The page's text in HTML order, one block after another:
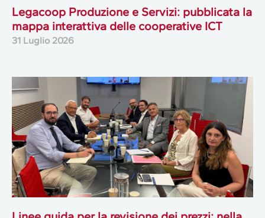
Legacoop Produzione e Servizi: pubblicata la
mappa interattiva delle cooperative ICT
31 Luglio 2026